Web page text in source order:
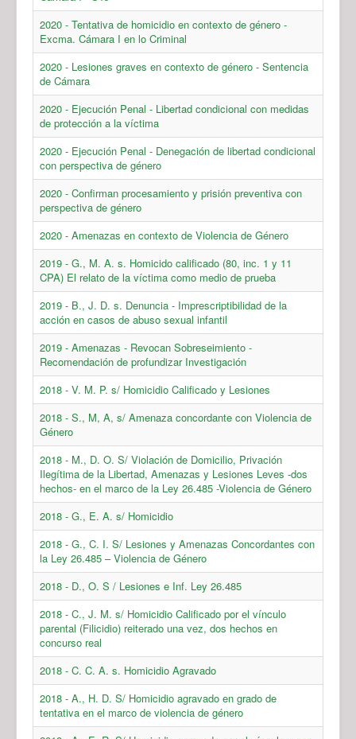
2020 - Tentativa de homicidio en contexto de género -
Excma. Cámara I en lo Criminal
2020 - Lesiones graves en contexto de género - Sentencia
de Cámara
2020 - Ejecución Penal - Libertad condicional con medidas
de protección a la víctima
2020 - Ejecución Penal - Denegación de libertad condicional
con perspectiva de género
2020 - Confirman procesamiento y prisión preventiva con
perspectiva de género
2020 - Amenazas en contexto de Violencia de Género
2019 - G., M. A. s. Homicido calificado (80, inc. 1 y 11
CPA) El relato de la víctima como medio de prueba
2019 - B., J. D. s. Denuncia - Imprescriptibilidad de la
acción en casos de abuso sexual infantil
2019 - Amenazas - Revocan Sobreseimiento -
Recomendación de profundizar Investigación
2018 - V. M. P. s/ Homicidio Calificado y Lesiones
2018 - S., M, A, s/ Amenaza concordante con Violencia de
Género
2018 - M., D. O. S/ Violación de Domicilio, Privación
Ilegítima de la Libertad, Amenazas y Lesiones Leves -dos
hechos- en el marco de la Ley 26.485 -Violencia de Género
2018 - G., E. A. s/ Homicidio
2018 - G., C. I. S/ Lesiones y Amenazas Concordantes con
la Ley 26.485 – Violencia de Género
2018 - D., O. S / Lesiones e Inf. Ley 26.485
2018 - C., J. M. s/ Homicidio Calificado por el vínculo
parental (Filicidio) reiterado una vez, dos hechos en
concurso real
2018 - C. C. A. s. Homicidio Agravado
2018 - A., H. D. S/ Homicidio agravado en grado de
tentativa en el marco de violencia de género